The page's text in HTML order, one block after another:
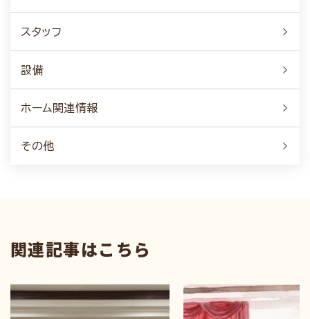
スタッフ
設備
ホーム関連情報
その他
関連記事はこちら